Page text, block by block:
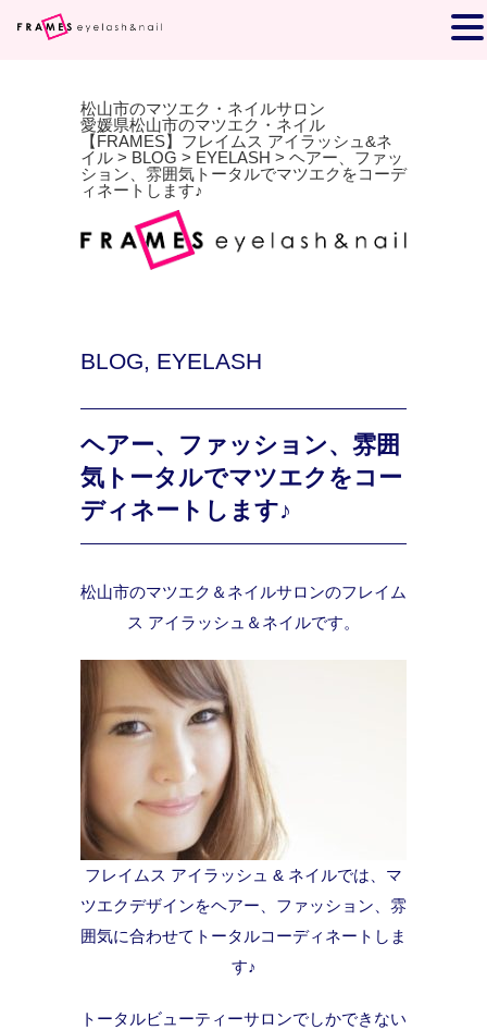
松山市のマツエク・ネイルサロン
愛媛県松山市のマツエク・ネイル
【FRAMES】フレイムス アイラッシュ&ネ
イル > BLOG > EYELASH > ヘアー、ファッ
ション、雰囲気トータルでマツエクをコーデ
ィネートします♪
BLOG, EYELASH
ヘアー、ファッション、雰囲
気トータルでマツエクをコー
ディネートします♪
松山市のマツエク＆ネイルサロンのフレイム
ス アイラッシュ＆ネイルです。
フレイムス アイラッシュ & ネイルでは、マ
ツエクデザインをヘアー、ファッション、雰
囲気に合わせてトータルコーディネートしま
す♪
トータルビューティーサロンでしかできない